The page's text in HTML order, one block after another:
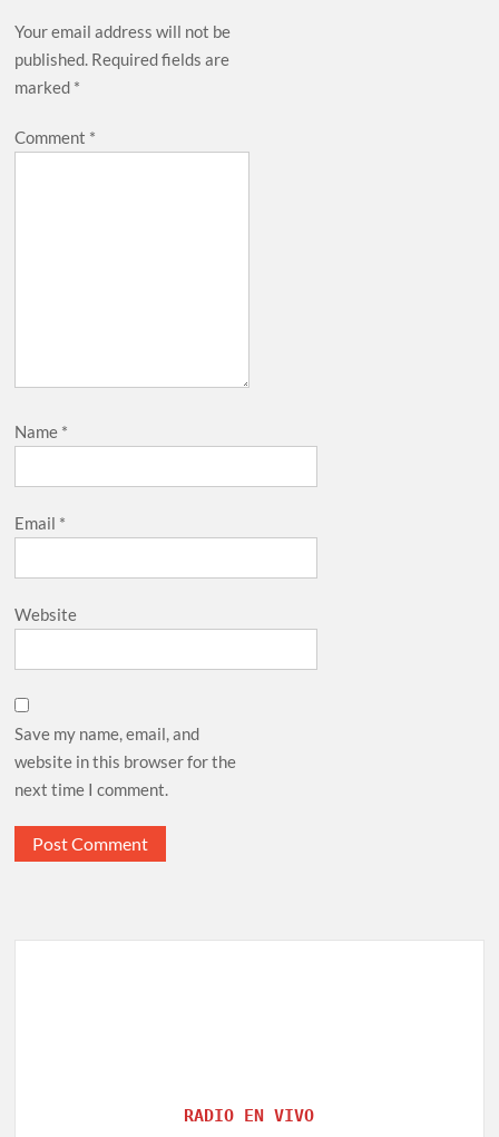
Your email address will not be
published. Required fields are
marked *
Comment *
Name *
Email *
Website
Save my name, email, and
website in this browser for the
next time I comment.
RADIO EN VIVO